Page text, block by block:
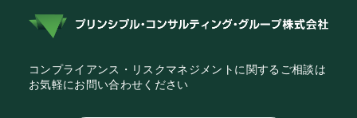
コンプライアンス・リスクマネジメントに関するご相談は
お気軽にお問い合わせください